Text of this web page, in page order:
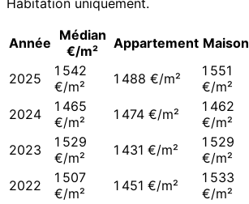
Habitation uniquement.
Année Médian
€/m²
Appartement Maison
2025
1 542
€/m²
1 488 €/m²
1 551
€/m²
2024
1 465
€/m²
1 474 €/m²
1 462
€/m²
2023
1 529
€/m²
1 431 €/m²
1 529
€/m²
2022
1 507
€/m²
1 451 €/m²
1 533
€/m²